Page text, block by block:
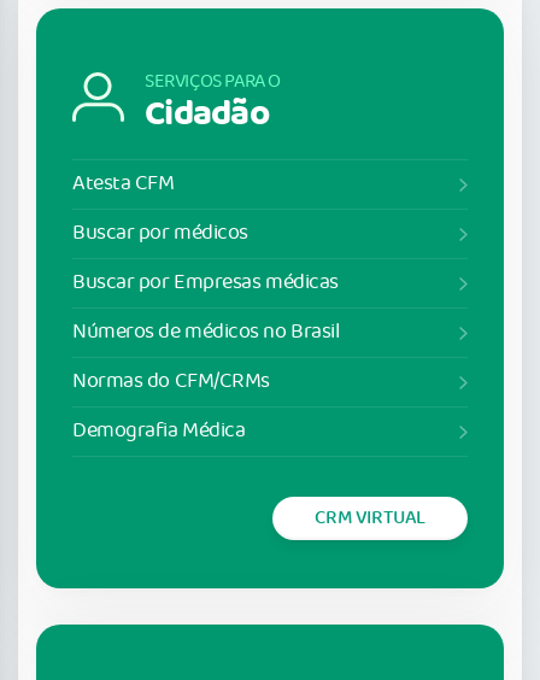
SERVIÇOS PARA O
Cidadão
Atesta CFM
Buscar por médicos
Buscar por Empresas médicas
Números de médicos no Brasil
Normas do CFM/CRMs
Demografia Médica
CRM VIRTUAL